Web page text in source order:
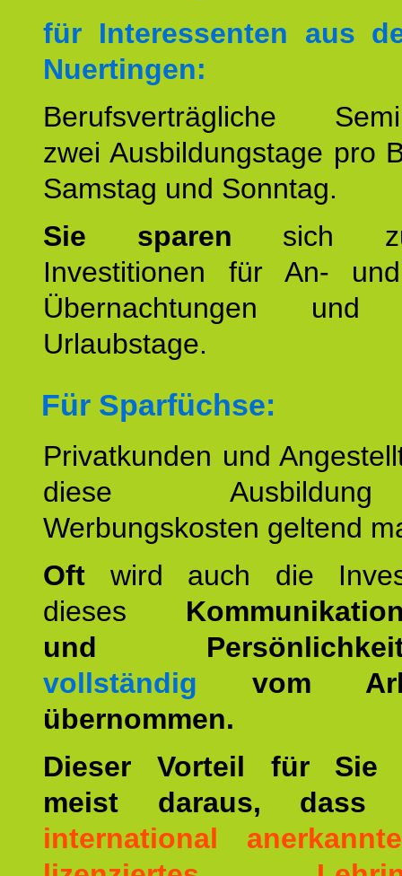
für Interessenten aus
Nuertingen:
Berufsverträgliche
zwei Ausbildungstage pro
Samstag und Sonntag.
Sie sparen sich
Investitionen für An-
Übernachtungen und
Urlaubstage.
Für Sparfüchse:
Privatkunden und
diese
Werbungskosten geltend
Oft wird auch die
dieses
und
vollständig vom
übernommen.
Dieser Vorteil für Sie
meist daraus,
international